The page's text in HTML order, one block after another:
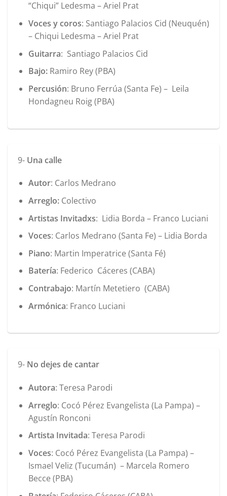
“Chiqui” Ledesma – Ariel Prat
Voces y coros: Santiago Palacios Cid (Neuquén)
– Chiqui Ledesma – Ariel Prat
Guitarra: Santiago Palacios Cid
Bajo:Ramiro Rey (PBA)
Percusión: Bruno Ferrúa (Santa Fe) – Leila
Hondagneu Roig (PBA)
9- Una calle
Autor: Carlos Medrano
Arreglo:Colectivo
Artistas Invitadxs: Lidia Borda – Franco Luciani
Voces: Carlos Medrano (Santa Fe) – Lidia Borda
Piano: Martin Imperatrice (Santa Fé)
Batería: Federico Cáceres (CABA)
Contrabajo: Martín Metetiero (CABA)
Armónica: Franco Luciani
9- No dejes de cantar
Autora: Teresa Parodi
Arreglo: Cocó Pérez Evangelista (La Pampa) –
Agustín Ronconi
Artista Invitada: Teresa Parodi
Voces: Cocó Pérez Evangelista (La Pampa) –
Ismael Veliz (Tucumán) – Marcela Romero
Becce (PBA)